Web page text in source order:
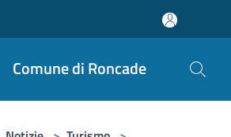
Comune di Roncade